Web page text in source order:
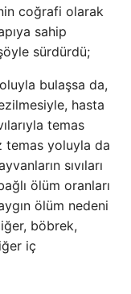
coğrafi olarak
sahip
sürdürdü;
bulaşsa da,
hasta
temas
temas yoluyla da
sıvıları
ölüm oranları
ölüm nedeni
böbrek,
iç